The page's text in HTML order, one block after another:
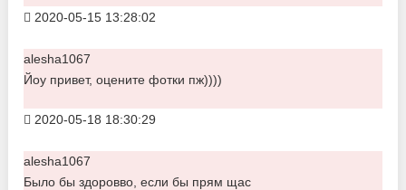
2020-05-15 13:28:02
alesha1067
Йоу привет, оцените фотки пж))))
2020-05-18 18:30:29
alesha1067
Было бы здоровво, если бы прям щас